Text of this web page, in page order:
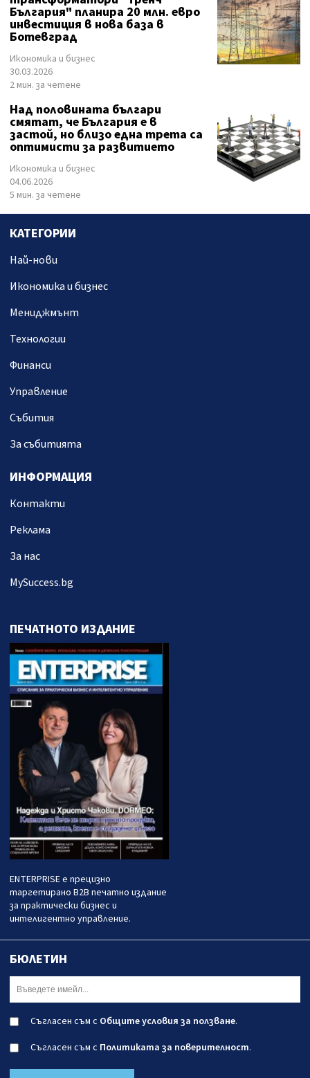
България" планира 20 млн. евро
инвестиция в нова база в
Ботевград
Икономика и бизнес
30.03.2026
2 мин. за четене
Над половината българи
смятат, че България е в
застой, но близо една трета са
оптимисти за развитието
Икономика и бизнес
04.06.2026
5 мин. за четене
КАТЕГОРИИ
Най-нови
Икономика и бизнес
Мениджмънт
Технологии
Финанси
Управление
Събития
За събитията
ИНФОРМАЦИЯ
Контакти
Реклама
За нас
MySuccess.bg
ПЕЧАТНОТО ИЗДАНИЕ
ENTERPRISE е прецизно
таргетирано B2B печатно издание
за практически бизнес и
интелигентно управление.
БЮЛЕТИН
Съгласен съм с Общите условия за ползване.
Съгласен съм с Политиката за поверителност.